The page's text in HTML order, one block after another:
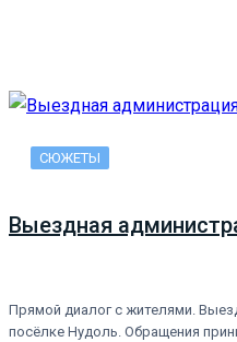
СЮЖЕТЫ
Выездная
Прямой диалог с жителями.
посёлке Нудоль. Обращения